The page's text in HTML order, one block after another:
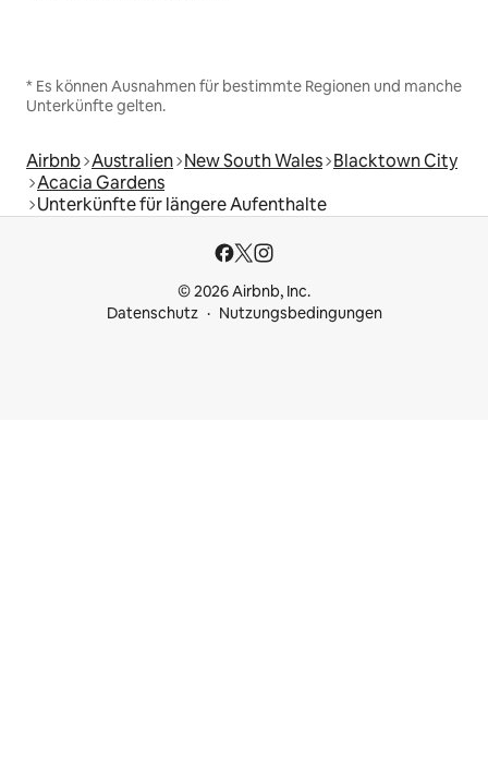
* Es können Ausnahmen für bestimmte Regionen und manche
Unterkünfte gelten.
Airbnb Australien New South Wales Blacktown City
Acacia Gardens
Unterkünfte für längere Aufenthalte
© 2026 Airbnb, Inc.
Datenschutz
Nutzungsbedingungen